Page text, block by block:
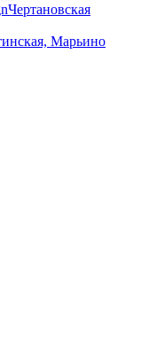
Чертановская
Марьино